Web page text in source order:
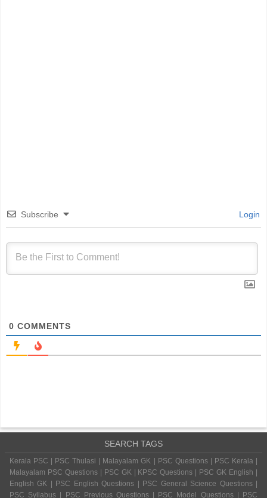
Subscribe Login
0 COMMENTS
SEARCH TAGS
Kerala PSC | PSC Thulasi | Malayalam GK | PSC Questions | PSC Kerala |
Malayalam PSC Questions | PSC GK | KPSC Questions | PSC GK English |
English GK | PSC English Questions | PSC General Science Questions |
PSC Syllabus | PSC Previous Questions | PSC Model Questions | PSC